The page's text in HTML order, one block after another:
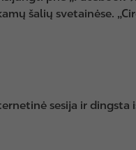
šalių svetainėse.
sesija ir